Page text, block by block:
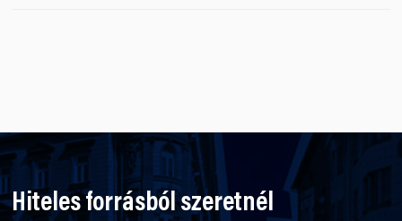
Hiteles forrásból szeretnél